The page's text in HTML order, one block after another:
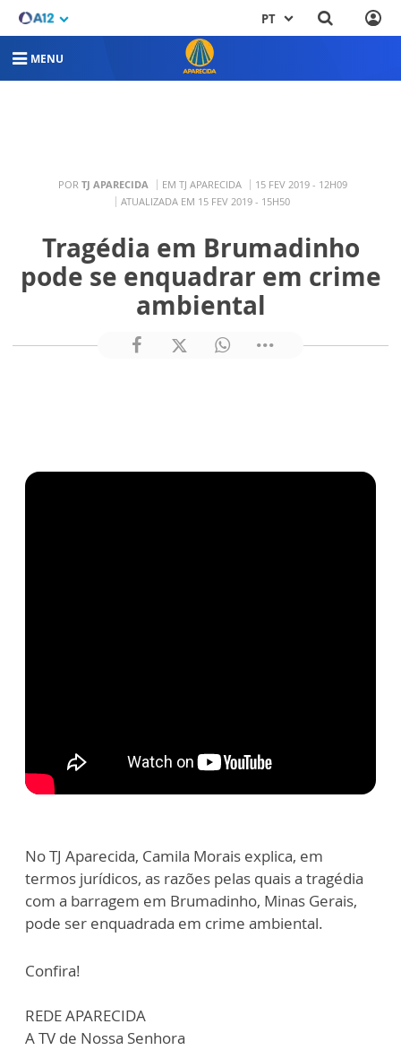
PT
MENU
POR TJ APARECIDA EM TJ APARECIDA
15 FEV 2019 - 12H09
ATUALIZADA EM 15 FEV 2019 - 15H50
Tragédia em Brumadinho
pode se enquadrar em crime
ambiental
No TJ Aparecida, Camila Morais explica, em
termos jurídicos, as razões pelas quais a tragédia
com a barragem em Brumadinho, Minas Gerais,
pode ser enquadrada em crime ambiental.
Confira!
REDE APARECIDA
A TV de Nossa Senhora